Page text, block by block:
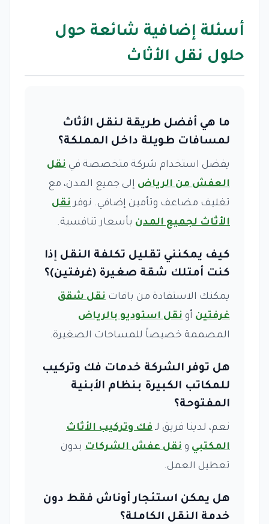
أسئلة إضافية شائعة حول
حلول نقل الأثاث
ما هي أفضل طريقة لنقل الأثاث
لمسافات طويلة داخل المملكة؟
يفضل استخدام شركة متخصصة في نقل
العفش من الرياض إلى جميع المدن، مع
تغليف مضاعف وتأمين إضافي. نوفرنقل
الأثاث لجميع المدن بأسعار تنافسية.
كيف يمكنني تقليل تكلفة النقل إذا
كنت أمتلك شقة صغيرة (غرفتين)؟
يمكنك الاستفادة من باقات نقل شقق
غرفتين أو نقل استوديو بالرياض
المصممة خصيصاً للمساحات الصغيرة.
هل توفر الشركة خدمات فك وتركيب
للمكاتب الكبيرة بنظام الأبنية
المفتوحة؟
نعم، لدينا فريق لـ فك وتركيب الأثاث
المكتبي و نقل عفش الشركات بدون
تعطيل العمل.
هل يمكن استئجار أوناش فقط دون
خدمة النقل الكاملة؟